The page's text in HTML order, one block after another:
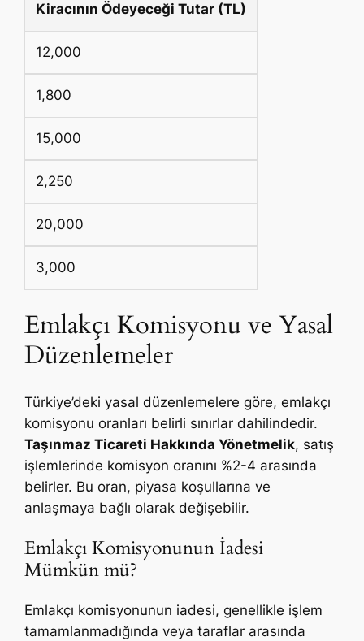
Kiracının Ödeyeceği Tutar (TL)
12,000
1,800
15,000
2,250
20,000
3,000
Emlakçı Komisyonu ve Yasal
Düzenlemeler
Türkiye’deki yasal düzenlemelere göre, emlakçı
komisyonu oranları belirli sınırlar dahilindedir.
Taşınmaz Ticareti Hakkında Yönetmelik, satış
işlemlerinde komisyon oranını %2-4 arasında
belirler. Bu oran, piyasa koşullarına ve
anlaşmaya bağlı olarak değişebilir.
Emlakçı Komisyonunun İadesi
Mümkün mü?
Emlakçı komisyonunun iadesi, genellikle işlem
tamamlanmadığında veya taraflar arasında